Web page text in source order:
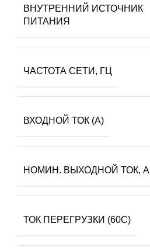
ВНУТРЕННИЙ ИСТОЧНИК
ПИТАНИЯ
ЧАСТОТА СЕТИ, ГЦ
ВХОДНОЙ ТОК (А)
НОМИН. ВЫХОДНОЙ ТОК, А
ТОК ПЕРЕГРУЗКИ (60С)